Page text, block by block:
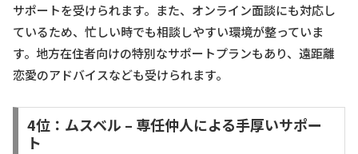
サポートを受けられます。また、オンライン面談にも対応し
ているため、忙しい時でも相談しやすい環境が整っていま
す。地方在住者向けの特別なサポートプランもあり、遠距離
恋愛のアドバイスなども受けられます。
4位：ムスベル – 専任仲人による手厚いサポー
ト